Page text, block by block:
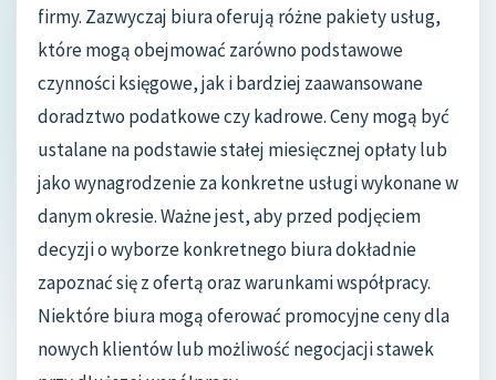
firmy. Zazwyczaj biura oferują różne pakiety usług,
które mogą obejmować zarówno podstawowe
czynności księgowe, jak i bardziej zaawansowane
doradztwo podatkowe czy kadrowe. Ceny mogą być
ustalane na podstawie stałej miesięcznej opłaty lub
jako wynagrodzenie za konkretne usługi wykonane w
danym okresie. Ważne jest, aby przed podjęciem
decyzji o wyborze konkretnego biura dokładnie
zapoznać się z ofertą oraz warunkami współpracy.
Niektóre biura mogą oferować promocyjne ceny dla
nowych klientów lub możliwość negocjacji stawek